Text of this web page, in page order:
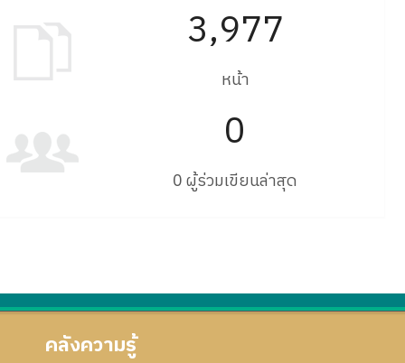
3,977
หน้า
0
0 ผู้ร่วมเขียนล่าสุด
คลังความรู้